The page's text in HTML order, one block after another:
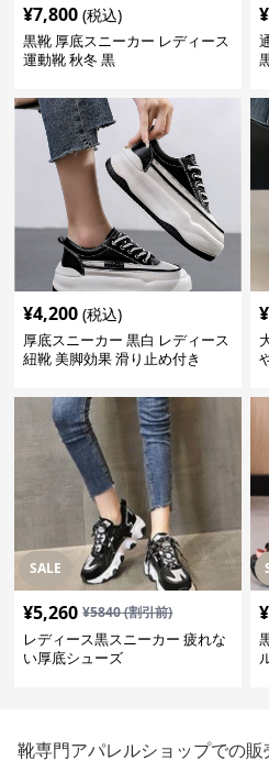
¥7,800 (税込)
黒靴 厚底スニーカー レディース
運動靴 秋冬 黒
¥
¥4,200 (税込)
厚底スニーカー 黒白 レディース
紐靴 美脚効果 滑り止め付き
¥
SALE
¥5,260 ¥5840(割引前)
レディース黒スニーカー 疲れな
い厚底シューズ
¥
靴専門アパレルショップでの